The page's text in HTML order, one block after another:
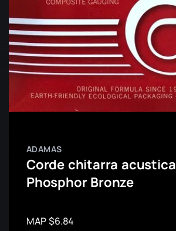
ADAMAS
Corde chitarra acustica
Phosphor Bronze
MAP $6.84